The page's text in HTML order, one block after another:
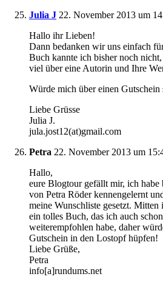
Julia J 22. November 2013 um
Hallo ihr Lieben!
Dann bedanken wir uns einfach
Buch kannte ich bisher noch
viel über eine Autorin und Ihre
Würde mich über einen Gutschein
Liebe Grüsse
Julia J.
jula.jost12(at)gmail.com
Petra 22. November 2013 um
Hallo,
eure Blogtour gefällt mir, ich
von Petra Röder kennengelernt
meine Wunschliste gesetzt.
ein tolles Buch, das ich auch
weiterempfohlen habe, daher
Gutschein in den Lostopf hüpfen!
Liebe Grüße,
Petra
info[a]rundums.net